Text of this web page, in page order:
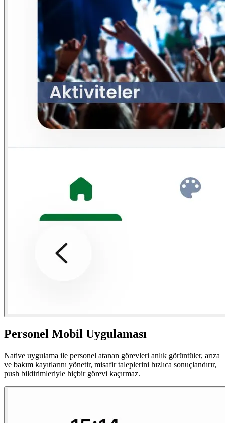
Personel Mobil Uygulaması
Native uygulama ile personel atanan görevleri anlık görüntüler, arıza
ve bakım kayıtlarını yönetir, misafir taleplerini hızlıca sonuçlandırır,
push bildirimleriyle hiçbir görevi kaçırmaz.